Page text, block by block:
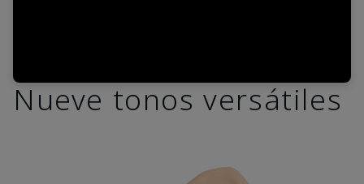
Nueve tonos versátiles